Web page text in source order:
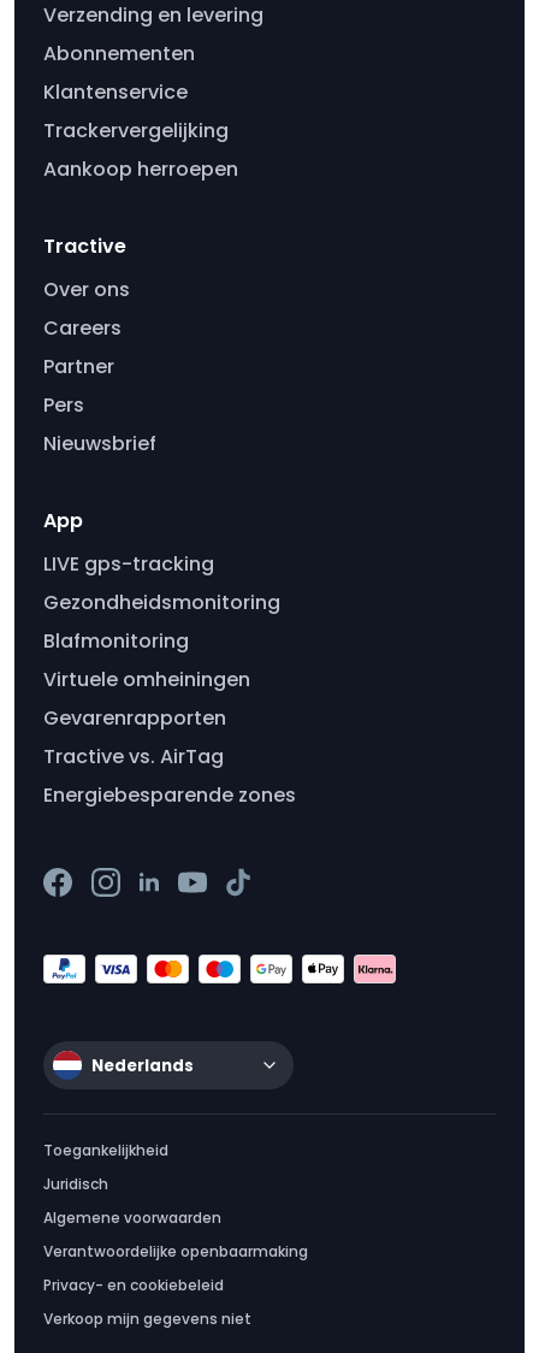
Verzending en levering
Abonnementen
Klantenservice
Trackervergelijking
Aankoop herroepen
Tractive
Over ons
Careers
Partner
Pers
Nieuwsbrief
App
LIVE gps-tracking
Gezondheidsmonitoring
Blafmonitoring
Virtuele omheiningen
Gevarenrapporten
Tractive vs. AirTag
Energiebesparende zones
Nederlands
Toegankelijkheid
Juridisch
Algemene voorwaarden
Verantwoordelijke openbaarmaking
Privacy- en cookiebeleid
Verkoop mijn gegevens niet